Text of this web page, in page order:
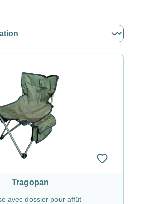
Tragopan
avec dossier pour affût